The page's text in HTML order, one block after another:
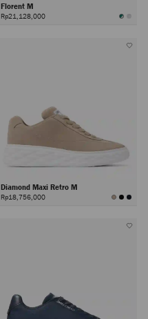
Florent M
Rp21,128,000
Diamond Maxi Retro M
Rp18,756,000